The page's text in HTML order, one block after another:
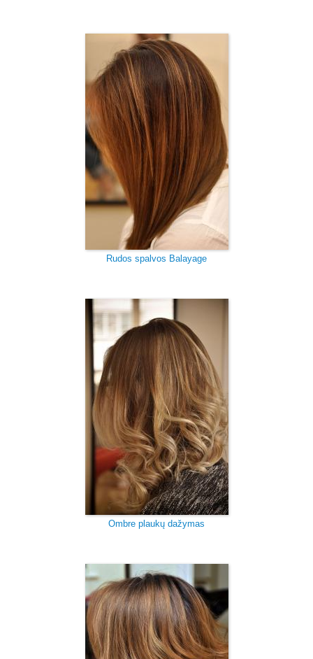
Rudos spalvos Balayage
Ombre plaukų dažymas